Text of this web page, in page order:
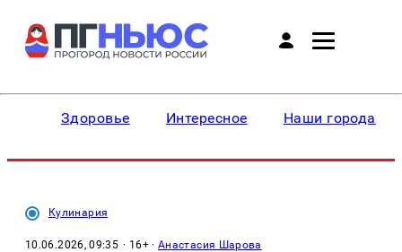
Здоровье Интересное Наши города
Кулинария
10.06.2026, 09:35 · 16+ ·Анастасия Шарова